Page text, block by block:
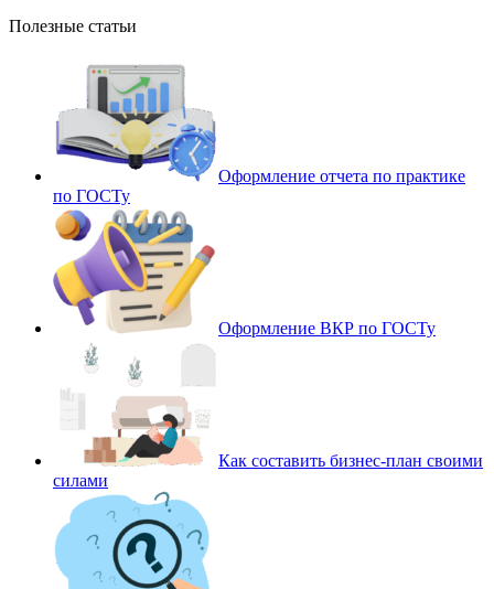
Полезные статьи
Оформление отчета по практике
по ГОСТу
Оформление ВКР по ГОСТу
Как составить бизнес-план своими
силами